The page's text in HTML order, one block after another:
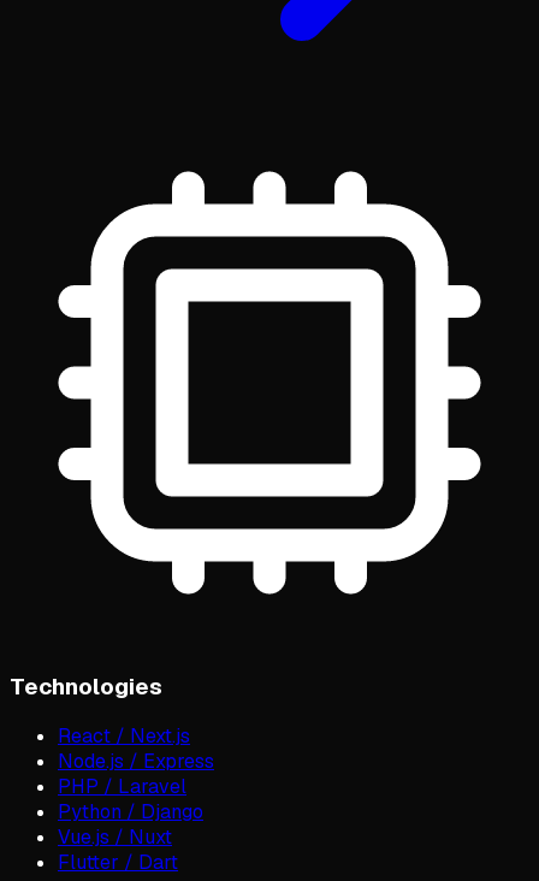
Technologies
React / Next.js
Node.js / Express
PHP / Laravel
Python / Django
Vue.js / Nuxt
Flutter / Dart